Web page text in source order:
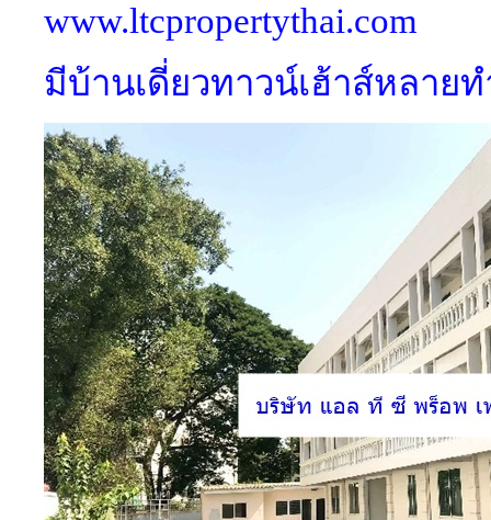
www.ltcpropertythai.com
มีบ้านเดี่ยวทาวน์เฮ้าส์หลายท